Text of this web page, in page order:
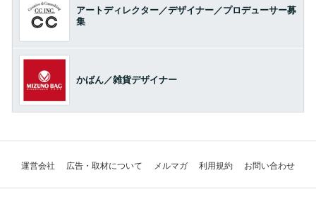
アートディレクター／デザイナー／プロデューサー募
集
かばん／雑貨デザイナー
運営会社 広告・取材について メルマガ 利用規約 お問い合わせ